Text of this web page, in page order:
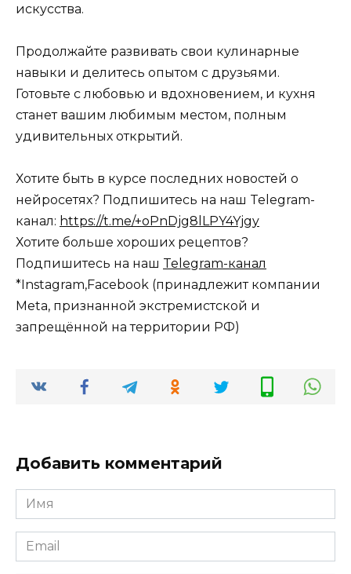
искусства.
Продолжайте развивать свои кулинарные
навыки и делитесь опытом с друзьями.
Готовьте с любовью и вдохновением, и кухня
станет вашим любимым местом, полным
удивительных открытий.
Хотите быть в курсе последних новостей о
нейросетях? Подпишитесь на наш Telegram-
канал: https://t.me/+oPnDjg8lLPY4Yjgy
Хотите больше хороших рецептов?
Подпишитесь на наш Telegram-канал
*Instagram,Facebook (принадлежит компании
Meta, признанной экстремистской и
запрещённой на территории РФ)
Добавить комментарий
Имя
*
Email
*